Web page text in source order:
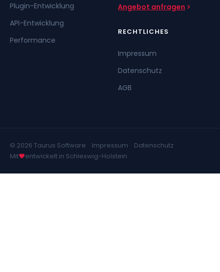
Plugin-Entwicklung
API-Entwicklung
Performance
Angebot anfragen
RECHTLICHES
Impressum
Datenschutz
AGB
© 2026 Taurus Software · Impressum · Datenschutz
Mit
entwickelt in Schleswig-Holstein